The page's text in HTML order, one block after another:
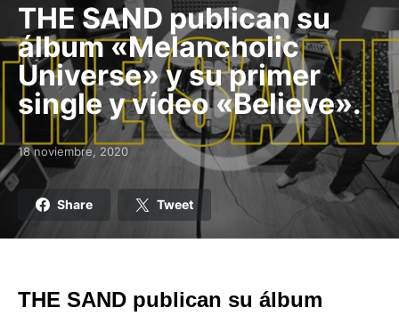
THE SAND publican su
álbum «Melancholic
Universe» y su primer
single y vídeo «Believe».
Posted on
18 noviembre, 2020
Share Tweet
THE SAND publican su álbum